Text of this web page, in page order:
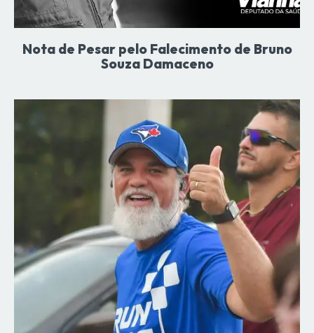
Nota de Pesar pelo Falecimento de Bruno
Souza Damaceno